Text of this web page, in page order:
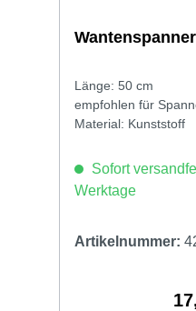
Länge: 50 cm
empfohlen für
Material: Kunststoff
Sofort
Werktage
Artikelnummer: